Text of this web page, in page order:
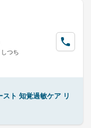
つち
ト 知覚過敏ケア リ